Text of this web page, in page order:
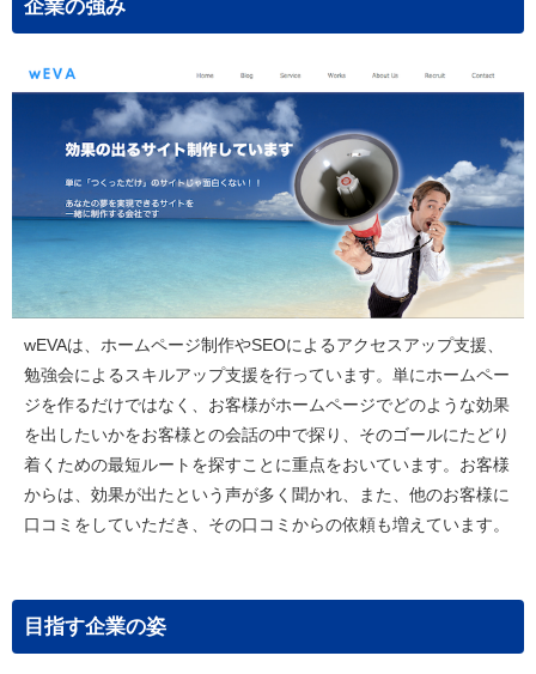
企業の強み
wEVAは、ホームページ制作やSEOによるアクセスアップ支援、
勉強会によるスキルアップ支援を行っています。単にホームペー
ジを作るだけではなく、お客様がホームページでどのような効果
を出したいかをお客様との会話の中で探り、そのゴールにたどり
着くための最短ルートを探すことに重点をおいています。お客様
からは、効果が出たという声が多く聞かれ、また、他のお客様に
口コミをしていただき、その口コミからの依頼も増えています。
目指す企業の姿